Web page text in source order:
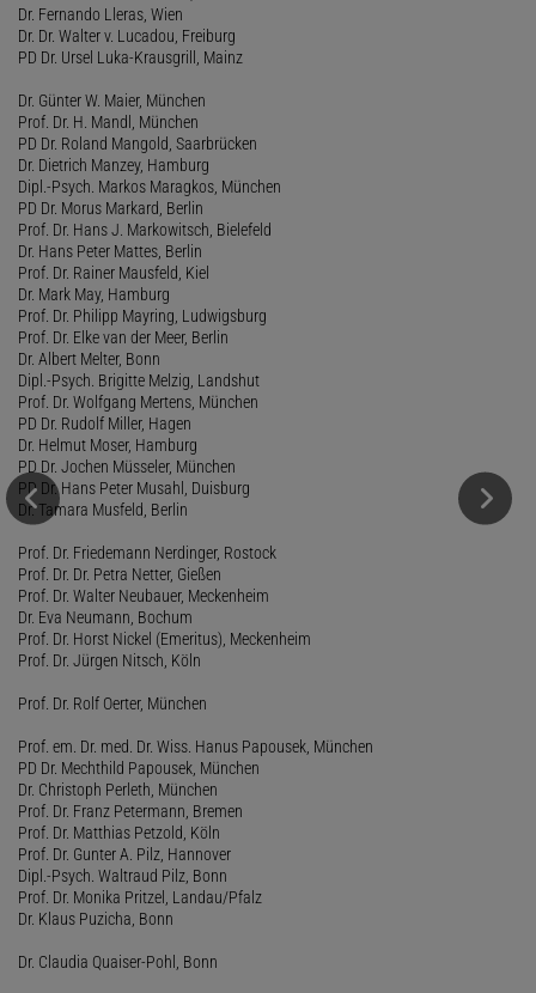
Dr. Fernando Lleras, Wien
Dr. Dr. Walter v. Lucadou, Freiburg
PD Dr. Ursel Luka-Krausgrill, Mainz
Dr. Günter W. Maier, München
Prof. Dr. H. Mandl, München
PD Dr. Roland Mangold, Saarbrücken
Dr. Dietrich Manzey, Hamburg
Dipl.-Psych. Markos Maragkos, München
PD Dr. Morus Markard, Berlin
Prof. Dr. Hans J. Markowitsch, Bielefeld
Dr. Hans Peter Mattes, Berlin
Prof. Dr. Rainer Mausfeld, Kiel
Dr. Mark May, Hamburg
Prof. Dr. Philipp Mayring, Ludwigsburg
Prof. Dr. Elke van der Meer, Berlin
Dr. Albert Melter, Bonn
Dipl.-Psych. Brigitte Melzig, Landshut
Prof. Dr. Wolfgang Mertens, München
PD Dr. Rudolf Miller, Hagen
Dr. Helmut Moser, Hamburg
PD Dr. Jochen Müsseler, München
PD Dr. Hans Peter Musahl, Duisburg
Dr. Tamara Musfeld, Berlin
Prof. Dr. Friedemann Nerdinger, Rostock
Prof. Dr. Dr. Petra Netter, Gießen
Prof. Dr. Walter Neubauer, Meckenheim
Dr. Eva Neumann, Bochum
Prof. Dr. Horst Nickel (Emeritus), Meckenheim
Prof. Dr. Jürgen Nitsch, Köln
Prof. Dr. Rolf Oerter, München
Prof. em. Dr. med. Dr. Wiss. Hanus Papousek, München
PD Dr. Mechthild Papousek, München
Dr. Christoph Perleth, München
Prof. Dr. Franz Petermann, Bremen
Prof. Dr. Matthias Petzold, Köln
Prof. Dr. Gunter A. Pilz, Hannover
Dipl.-Psych. Waltraud Pilz, Bonn
Prof. Dr. Monika Pritzel, Landau/Pfalz
Dr. Klaus Puzicha, Bonn
Dr. Claudia Quaiser-Pohl, Bonn